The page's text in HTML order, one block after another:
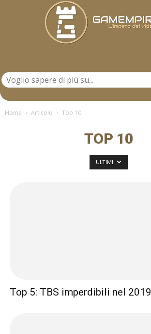
Home Articolo Top 10
TOP 10
ULTIMI
Top 5: TBS imperdibili nel 2019